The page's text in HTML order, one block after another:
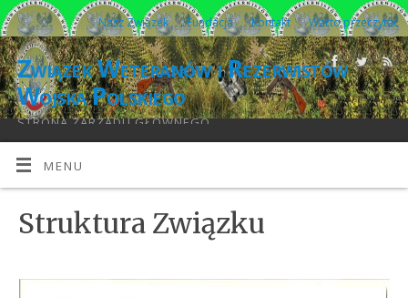
Nasz Związek Fundacja Kontakt Warto przeczytać
Związek Weteranów i Rezerwistów
Wojska Polskiego
STRONA ZARZĄDU GŁÓWNEGO
MENU
Struktura Związku